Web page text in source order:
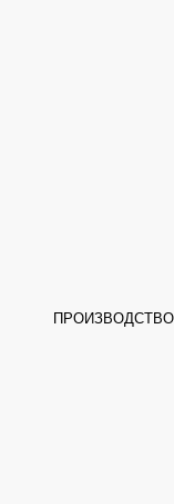
ПРОИЗВОДСТВО